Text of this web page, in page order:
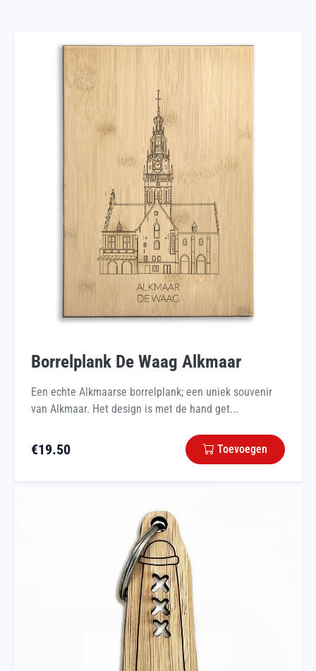
Borrelplank De Waag Alkmaar
Een echte Alkmaarse borrelplank; een uniek souvenir
van Alkmaar. Het design is met de hand get...
€19.50 Toevoegen